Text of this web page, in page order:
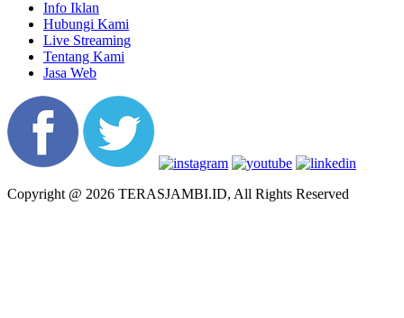
Info Iklan
Hubungi Kami
Live Streaming
Tentang Kami
Jasa Web
Copyright @ 2026 TERASJAMBI.ID, All Rights Reserved